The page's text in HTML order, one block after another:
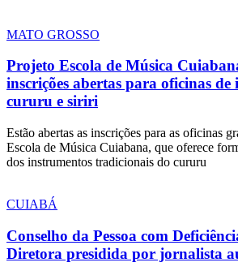
MATO GROSSO
Projeto Escola de Música
inscrições abertas para oficinas de
cururu e siriri
Estão abertas as inscrições para as oficinas
Escola de Música Cuiabana, que oferece
dos instrumentos tradicionais do cururu
CUIABÁ
Conselho da Pessoa com
Diretora presidida por jornalista